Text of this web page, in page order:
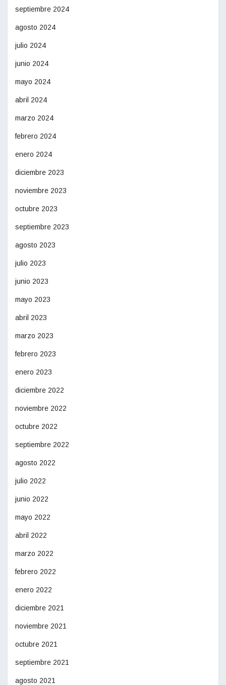
septiembre 2024
agosto 2024
julio 2024
junio 2024
mayo 2024
abril 2024
marzo 2024
febrero 2024
enero 2024
diciembre 2023
noviembre 2023
octubre 2023
septiembre 2023
agosto 2023
julio 2023
junio 2023
mayo 2023
abril 2023
marzo 2023
febrero 2023
enero 2023
diciembre 2022
noviembre 2022
octubre 2022
septiembre 2022
agosto 2022
julio 2022
junio 2022
mayo 2022
abril 2022
marzo 2022
febrero 2022
enero 2022
diciembre 2021
noviembre 2021
octubre 2021
septiembre 2021
agosto 2021